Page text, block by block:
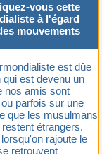
vous cette
à l'égard
mouvements
est dûe
est devenu un
nos amis sont
parfois sur une
que les musulmans
étrangers.
rajoute le
retrouvent